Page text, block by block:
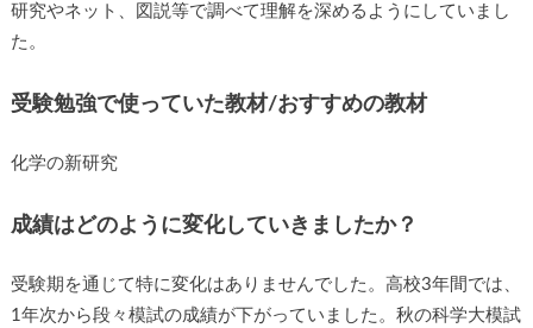
研究やネット、図説等で調べて理解を深めるようにしていまし
た。
受験勉強で使っていた教材/おすすめの教材
化学の新研究
成績はどのように変化していきましたか？
受験期を通じて特に変化はありませんでした。高校3年間では、
1年次から段々模試の成績が下がっていました。秋の科学大模試